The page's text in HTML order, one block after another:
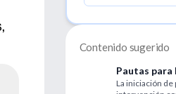
Contenido sugerido
Pautas para
La iniciación de